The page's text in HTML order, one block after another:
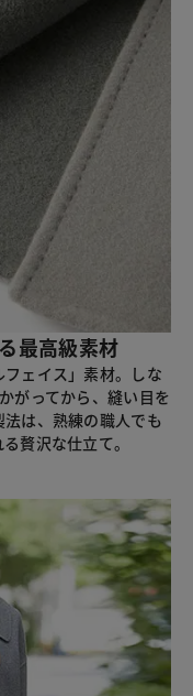
最高級素材
ェイス」素材。しな
がってから、縫い目を
は、熟練の職人でも
贅沢な仕立て。